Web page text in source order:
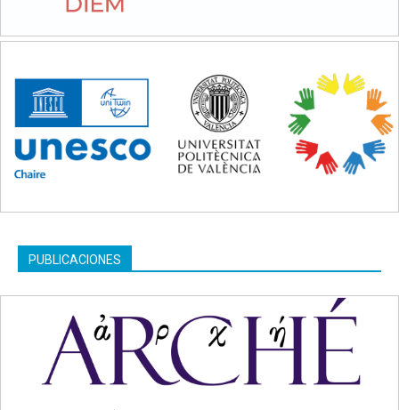
PUBLICACIONES